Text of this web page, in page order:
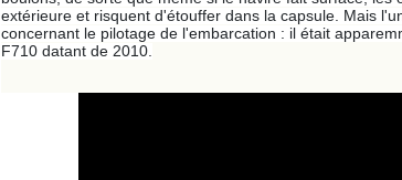
extérieure et risquent d'étouffer dans la capsule. Mais
concernant le pilotage de l'embarcation : il était
F710 datant de 2010.